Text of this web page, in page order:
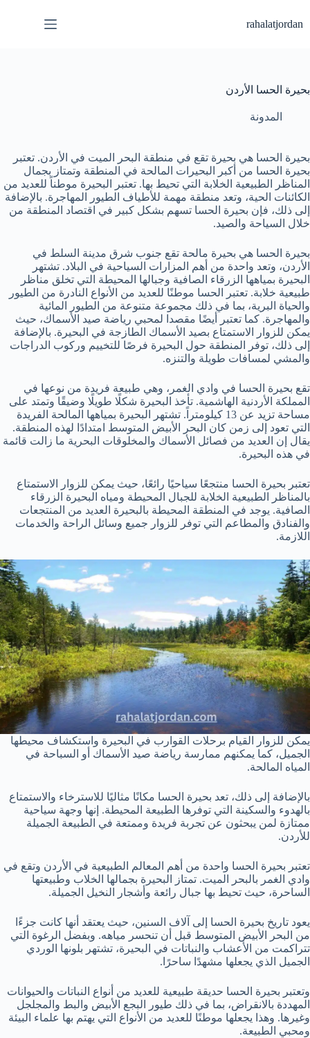
المحتوى
rahalatjordan
بحيرة الحسا الأردن
المدونة
بحيرة الحسا هي بحيرة تقع في منطقة البحر الميت في الأردن. تعتبر
بحيرة الحسا من أكبر البحيرات المالحة في المنطقة وتمتاز بجمال
المناظر الطبيعية الخلابة التي تحيط بها. تعتبر البحيرة موطناً للعديد من
الكائنات الحية، وتعد منطقة مهمة للأطياف الطيور المهاجرة. بالإضافة
إلى ذلك، فإن بحيرة الحسا تسهم بشكل كبير في اقتصاد المنطقة من
خلال السياحة والصيد.
بحيرة الحسا هي بحيرة مالحة تقع جنوب شرق مدينة السلط في
الأردن، وتعد واحدة من أهم المزارات السياحية في البلاد. تشتهر
البحيرة بمياهها الزرقاء الصافية وجبالها المحيطة التي تخلق مناظر
طبيعية خلابة. تعتبر الحسا موطنًا للعديد من الأنواع النادرة من الطيور
والحياة البرية، بما في ذلك مجموعة متنوعة من الطيور المائية
والمهاجرة. كما تعتبر أيضًا مقصدا لمحبي رياضة صيد الأسماك، حيث
يمكن للزوار الاستمتاع بصيد الأسماك الطازجة في البحيرة. بالإضافة
إلى ذلك، توفر المنطقة حول البحيرة فرصًا للتخييم وركوب الدراجات
والمشي لمسافات طويلة والتنزه.
تقع بحيرة الحسا في وادي الغمر، وهي طبيعة فريدة من نوعها في
المملكة الأردنية الهاشمية. تأخذ البحيرة شكلًا طويلًا وضيقًا وتمتد على
مساحة تزيد عن 13 كيلومتراً. تشتهر البحيرة بمياهها المالحة الفريدة
التي تعود إلى زمن كان البحر الأبيض المتوسط امتدادًا لهذه المنطقة.
يقال إن العديد من فصائل الأسماك والمخلوقات البحرية ما زالت قائمة
في هذه البحيرة.
تعتبر بحيرة الحسا منتجعًا سياحيًا رائعًا، حيث يمكن للزوار الاستمتاع
بالمناظر الطبيعية الخلابة للجبال المحيطة ومياه البحيرة الزرقاء
الصافية. يوجد في المنطقة المحيطة بالبحيرة العديد من المنتجعات
والفنادق والمطاعم التي توفر للزوار جميع وسائل الراحة والخدمات
اللازمة.
يمكن للزوار القيام برحلات القوارب في البحيرة واستكشاف محيطها
الجميل، كما يمكنهم ممارسة رياضة صيد الأسماك أو السباحة في
المياه المالحة.
بالإضافة إلى ذلك، تعد بحيرة الحسا مكانًا مثاليًا للاسترخاء والاستمتاع
بالهدوء والسكينة التي توفرها الطبيعة المحيطة. إنها وجهة سياحية
ممتازة لمن يبحثون عن تجربة فريدة وممتعة في الطبيعة الجميلة
للأردن.
تعتبر بحيرة الحسا واحدة من أهم المعالم الطبيعية في الأردن وتقع في
وادي الغمر بالبحر الميت. تمتاز البحيرة بجمالها الخلاب وطبيعتها
الساحرة، حيث تحيط بها جبال رائعة وأشجار النخيل الجميلة.
يعود تاريخ بحيرة الحسا إلى آلاف السنين، حيث يعتقد أنها كانت جزءًا
من البحر الأبيض المتوسط قبل أن تنحسر مياهه. وبفضل الرغوة التي
تتراكمت من الأعشاب والنباتات في البحيرة، تشتهر بلونها الوردي
الجميل الذي يجعلها مشهدًا ساحرًا.
وتعتبر بحيرة الحسا حديقة طبيعية للعديد من أنواع النباتات والحيوانات
المهددة بالانقراض، بما في ذلك طيور البجع الأبيض والبط والمجلجل
وغيرها. وهذا يجعلها موطنًا للعديد من الأنواع التي يهتم بها علماء البيئة
ومحبي الطبيعة.